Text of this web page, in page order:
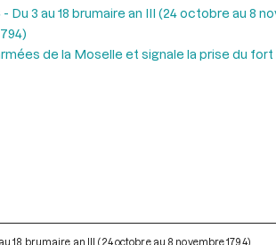
- Du 3 au 18 brumaire an III (24 octobre au 8
de la Moselle et signale la prise du
18 brumaire an III (24 octobre au 8 novembre 1794)